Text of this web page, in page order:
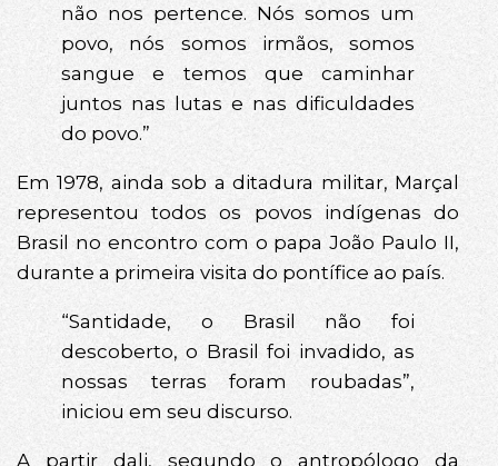
não nos pertence. Nós somos um
povo, nós somos irmãos, somos
sangue e temos que caminhar
juntos nas lutas e nas dificuldades
do povo.”
Em 1978, ainda sob a ditadura militar, Marçal
representou todos os povos indígenas do
Brasil no encontro com o papa João Paulo II,
durante a primeira visita do pontífice ao país.
“Santidade, o Brasil não foi
descoberto, o Brasil foi invadido, as
nossas terras foram roubadas”,
iniciou em seu discurso.
A partir dali, segundo o antropólogo da